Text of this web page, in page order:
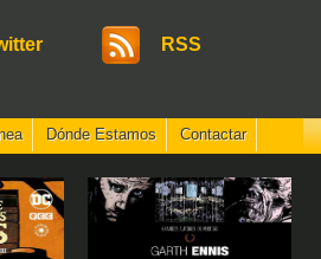
RSS
Dónde Estamos Contactar